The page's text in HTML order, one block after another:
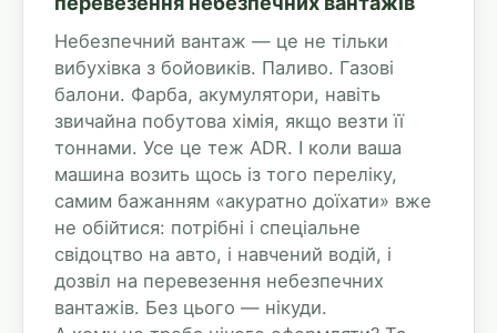
Небезпечний вантаж — це не тільки
вибухівка з бойовиків. Паливо. Газові
балони. Фарба, акумулятори, навіть
звичайна побутова хімія, якщо везти її
тоннами. Усе це теж ADR. І коли ваша
машина возить щось із того переліку,
самим бажанням «акуратно доїхати» вже
не обійтися: потрібні і спеціальне
свідоцтво на авто, і навчений водій, і
дозвіл на перевезення небезпечних
вантажів. Без цього — нікуди.